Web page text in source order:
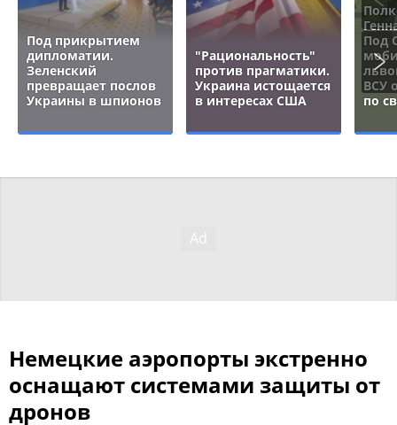
Под прикрытием
дипломатии.
Зеленский
превращает послов
Украины в шпионов
"Рациональность"
против прагматики.
Украина истощается
в интересах США
Под
ВСУ
по
Немецкие аэропорты экстренно
оснащают системами защиты от
дронов